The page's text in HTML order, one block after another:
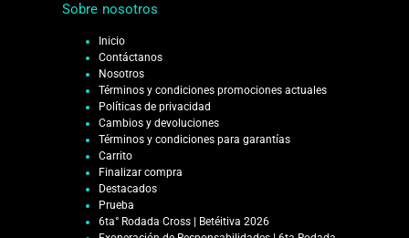
Sobre nosotros
Inicio
Contáctanos
Nosotros
Términos y condiciones promociones actuales
Políticas de privacidad
Cambios y devoluciones
Términos y condiciones para garantías
Carrito
Finalizar compra
Destacados
Prueba
6ta° Rodada Cross | Betéitiva 2026